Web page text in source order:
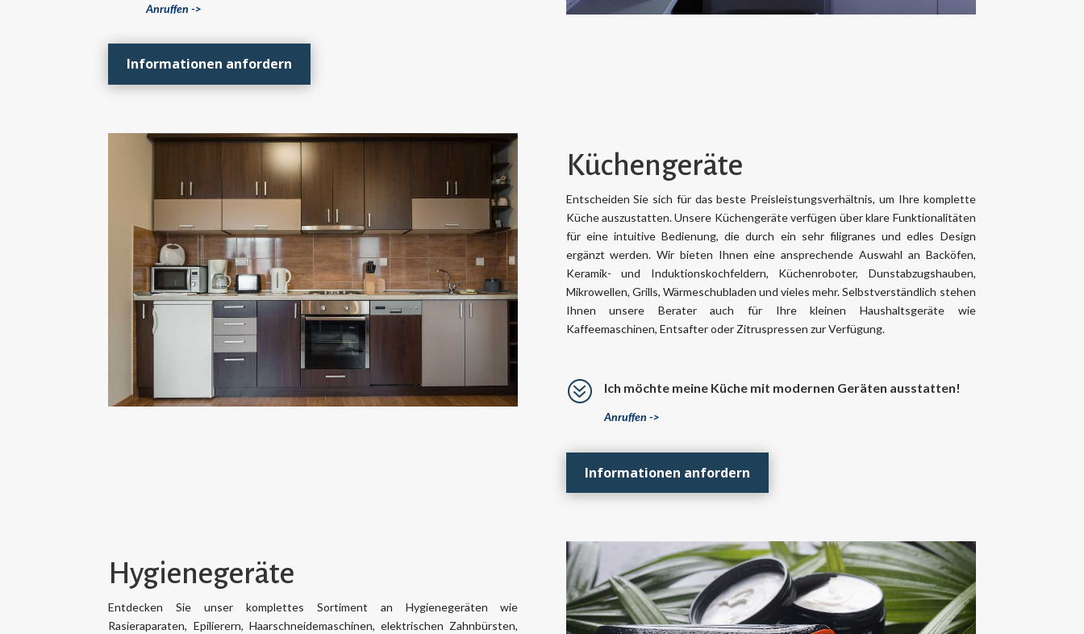
Anruffen ->
Informationen anfordern
Küchengeräte
Entscheiden Sie sich für das beste Preisleistungsverhältnis, um Ihre komplette
Küche auszustatten. Unsere Küchengeräte verfügen über klare Funktionalitäten
für eine intuitive Bedienung, die durch ein sehr filigranes und edles Design
ergänzt werden. Wir bieten Ihnen eine ansprechende Auswahl an Backöfen,
Keramik- und Induktionskochfeldern, Küchenroboter, Dunstabzugshauben,
Mikrowellen, Grills, Wärmeschubladen und vieles mehr. Selbstverständlich stehen
Ihnen unsere Berater auch für Ihre kleinen Haushaltsgeräte wie
Kaffeemaschinen, Entsafter oder Zitruspressen zur Verfügung.
? Ich möchte meine Küche mit modernen Geräten ausstatten!
Anruffen ->
Informationen anfordern
Hygienegeräte
Entdecken Sie unser komplettes Sortiment an Hygienegeräten wie
Rasieraparaten, Epilierern, Haarschneidemaschinen, elektrischen Zahnbürsten,